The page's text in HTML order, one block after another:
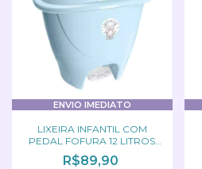
ENVIO IMEDIATO
LIXEIRA INFANTIL COM
PEDAL FOFURA 12 LITROS
ADOLETA
R$89,90